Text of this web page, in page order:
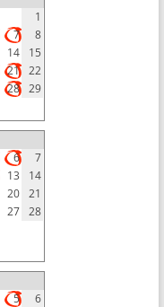
1
7
8
14
15
21 22
28 29
6
7
13
14
20 21
27 28
5
6